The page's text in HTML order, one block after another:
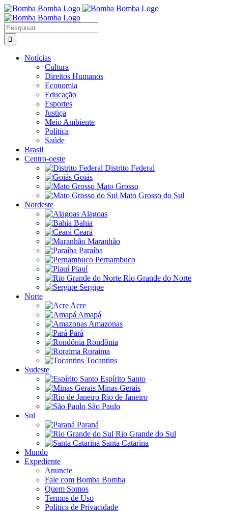
Ir
para
o
conteúdo
Buscar
resultados
para:
Notícias
Cultura
Direitos Humanos
Economia
Educação
Esportes
Justiça
Meio Ambiente
Política
Saúde
Brasil
Centro-oeste
Distrito Federal
Goiás
Mato Grosso
Mato Grosso do Sul
Nordeste
Alagoas
Bahia
Ceará
Maranhão
Paraíba
Pernambuco
Piauí
Rio Grande do Norte
Sergipe
Norte
Acre
Amapá
Amazonas
Pará
Rondônia
Roraima
Tocantins
Sudeste
Espírito Santo
Minas Gerais
Rio de Janeiro
São Paulo
Sul
Paraná
Rio Grande do Sul
Santa Catarina
Mundo
Expediente
Anuncie
Fale com Bomba Bomba
Quem Somos
Termos de Uso
Política de Privacidade